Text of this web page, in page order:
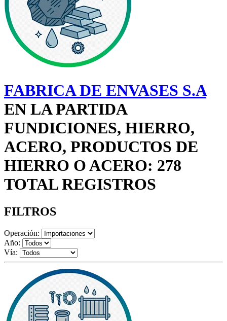
FABRICA DE ENVASES S.A
EN LA PARTIDA
FUNDICIONES, HIERRO,
ACERO, PRODUCTOS DE
HIERRO O ACERO: 278
TOTAL REGISTROS
FILTROS
Operación:
Año:
Vía: